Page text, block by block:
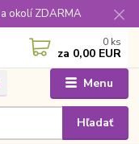
okolí ZDARMA
Menu
Hľadať
0 ks
za 0,00 EUR